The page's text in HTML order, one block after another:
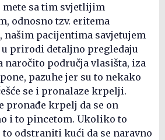
mete sa tim svjetlijim
odnosno tzv. eritema
našim pacijentima savjetujem
u prirodi detaljno pregledaju
naročito područja vlasišta, iza
pazuhe jer su to nekako
se i pronalaze krpelji.
pronađe krpelj da se on
i to pincetom. Ukoliko to
odstraniti kući da se naravno